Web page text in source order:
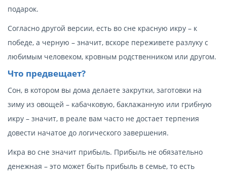
подарок.
Согласно другой версии, есть во сне красную икру – к
победе, а черную – значит, вскоре переживете разлуку с
любимым человеком, кровным родственником или другом.
Что предвещает?
Сон, в котором вы дома делаете закрутки, заготовки на
зиму из овощей – кабачковую, баклажанную или грибную
икру – значит, в реале вам часто не достает терпения
довести начатое до логического завершения.
Икра во сне значит прибыль. Прибыль не обязательно
денежная – это может быть прибыль в семье, то есть